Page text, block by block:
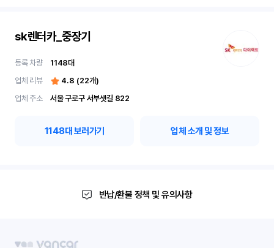
sk렌터카_중장기
등록 차량 1148대
업체 리뷰
4.8 (22개)
업체 주소
서울 구로구 서부샛길 822
1148대 보러가기 업체 소개 및 정보
반납/환불 정책 및 유의사항